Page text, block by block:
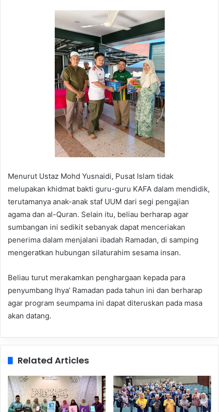
Menurut Ustaz Mohd Yusnaidi, Pusat Islam tidak
melupakan khidmat bakti guru-guru KAFA dalam mendidik,
terutamanya anak-anak staf UUM dari segi pengajian
agama dan al-Quran. Selain itu, beliau berharap agar
sumbangan ini sedikit sebanyak dapat menceriakan
penerima dalam menjalani ibadah Ramadan, di samping
mengeratkan hubungan silaturahim sesama insan.
Beliau turut merakamkan penghargaan kepada para
penyumbang Ihya’ Ramadan pada tahun ini dan berharap
agar program seumpama ini dapat diteruskan pada masa
akan datang.
Related Articles